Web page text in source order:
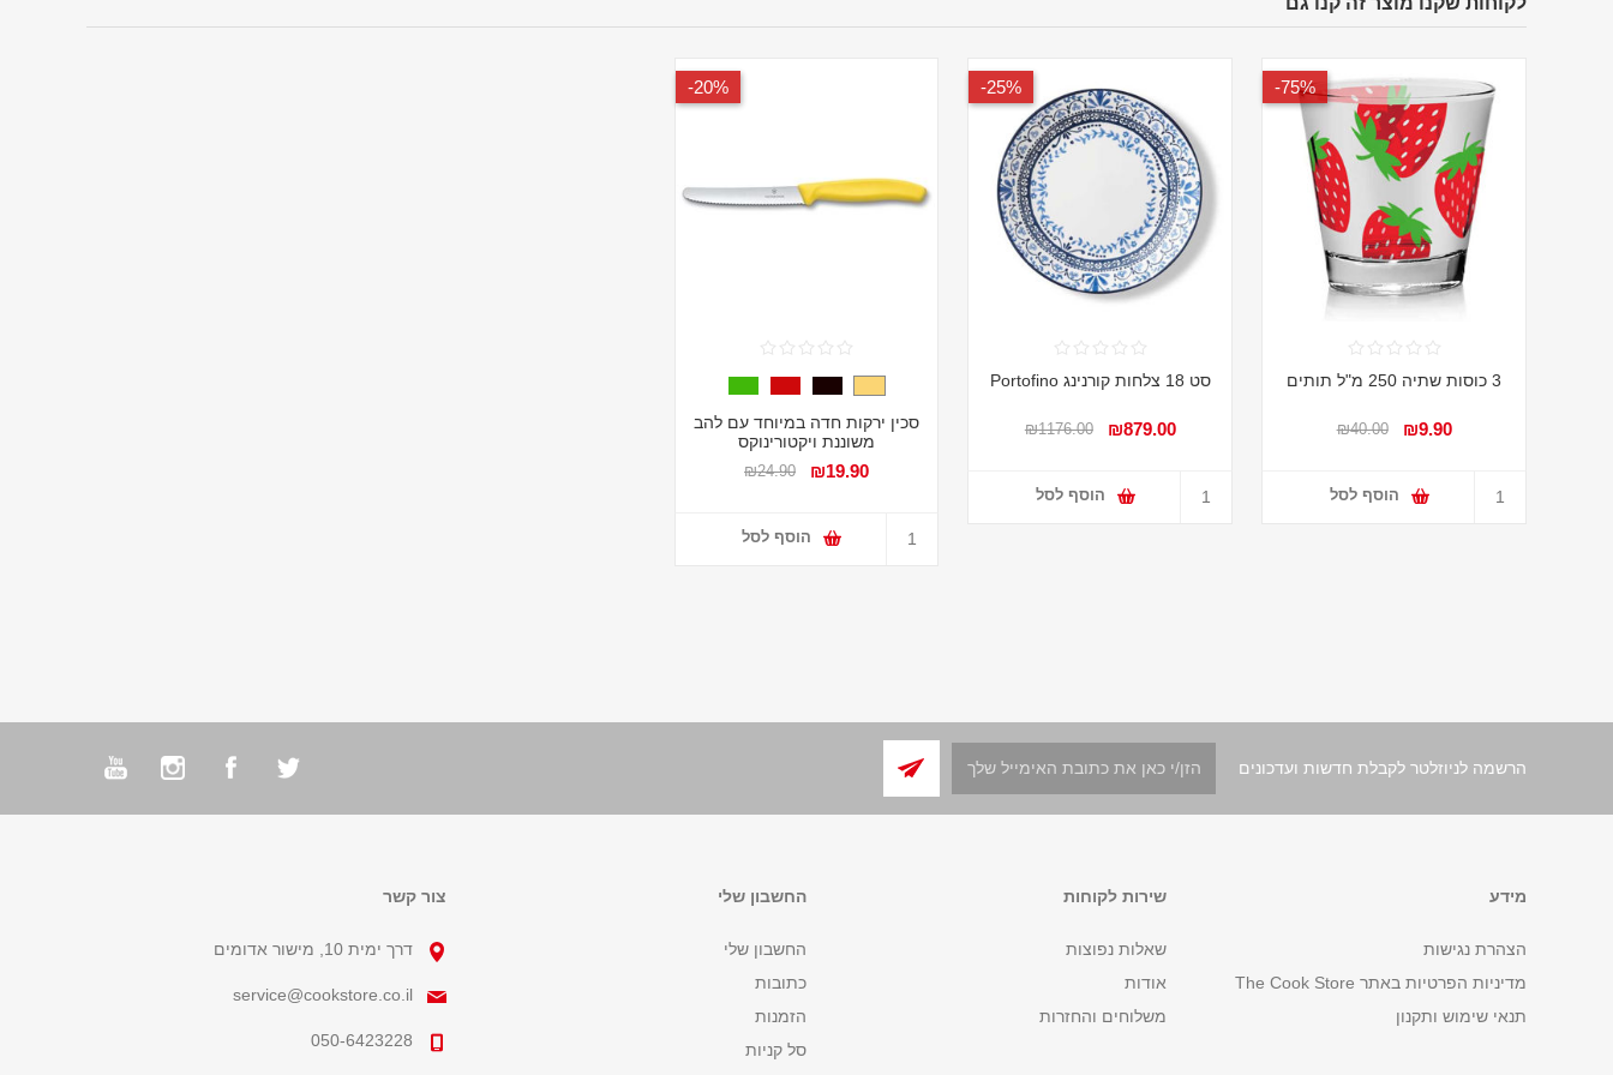
75%-
3 כוסות שתיה 250 מ"ל תותים
₪9.90
₪40.00
הוסף לסל
25%-
סט 18 צלחות קורנינג Portofino
₪879.00
₪1176.00
הוסף לסל
20%-
סכין ירקות חדה במיוחד עם להב
משוננת ויקטורינוקס
₪19.90
₪24.90
הוסף לסל
הרשמה לניוזלטר לקבלת חדשות ועדכונים
מידע
הצהרת נגישות
מדיניות הפרטיות באתר The Cook Store
תנאי שימוש ותקנון
שירות לקוחות
שאלות נפוצות
אודות
משלוחים והחזרות
החשבון שלי
החשבון שלי
כתובות
הזמנות
סל קניות
צור קשר
דרך ימית 10, מישור אדומים
service@cookstore.co.il
050-6423228